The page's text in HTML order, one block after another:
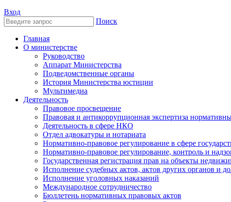
Вход
Поиск
Главная
О министерстве
Руководство
Аппарат Министерства
Подведомственные органы
История Министерства юстиции
Мультимедиа
Деятельность
Правовое просвещение
Правовая и антикоррупционная экспертиза
Деятельность в сфере НКО
Отдел адвокатуры и нотариата
Нормативно-правовое регулирование в сфере
Нормативно-правовое регулирование, контроль и
Государственная регистрация прав на объекты
Исполнение судебных актов, актов других органов и
Исполнение уголовных наказаний
Международное сотрудничество
Бюллетень нормативных правовых актов